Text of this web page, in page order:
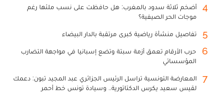
4
أضخم ثلاثة سدود بالمغرب: هل حافظت على نسب ملئها رغم
موجات الحر الصيفية؟
5 تفاصيل منشأة رياضية كبرى مرتقبة بالدار البيضاء
6
حرب الأرقام تعمق أزمة سبتة وتضع إسبانيا في مواجهة التضارب
المؤسساتي
7
المعارضة التونسية تراسل الرئيس الجزائري عبد المجيد تبون: دعمك
لقيس سعيد يكرس الدكتاتورية.. وسيادة تونس خط أحمر